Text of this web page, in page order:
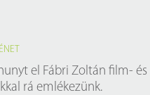
el Fábri Zoltán film- és
rá emlékezünk.